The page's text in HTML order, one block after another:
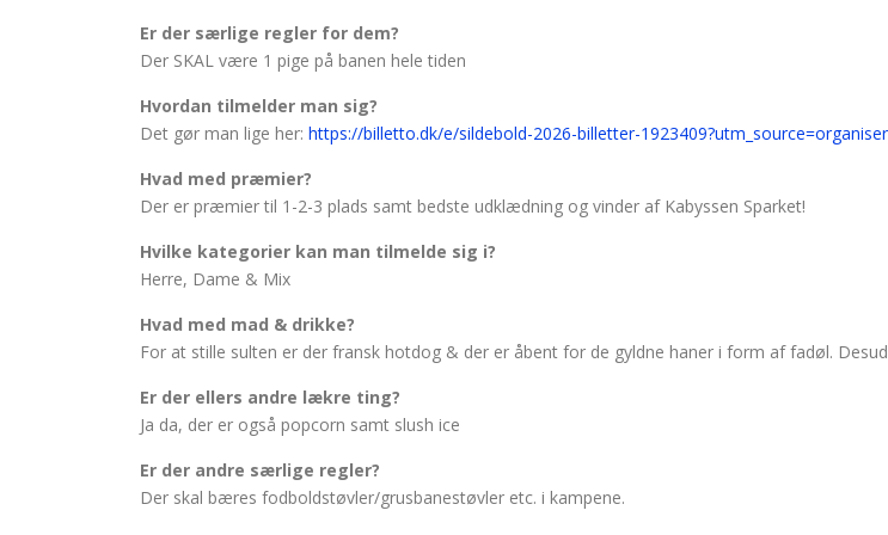
Er der særlige regler for dem?
Der SKAL være 1 pige på banen hele tiden
Hvordan tilmelder man sig?
Det gør man lige her: https://billetto.dk/e/sildebold-2026-billetter-
Hvad med præmier?
Der er præmier til 1-2-3 plads samt bedste udklædning og vinder af Kabyssen Sparket!
Hvilke kategorier kan man tilmelde sig i?
Herre, Dame & Mix
Hvad med mad & drikke?
For at stille sulten er der fransk hotdog & der er åbent for de gyldne haner i form af fadøl.
Er der ellers andre lækre ting?
Ja da, der er også popcorn samt slush ice
Er der andre særlige regler?
Der skal bæres fodboldstøvler/grusbanestøvler etc. i kampene.